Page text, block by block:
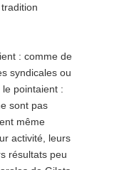
: comme de
syndicales ou
pointaient :
sont pas
même
activité, leurs
résultats peu